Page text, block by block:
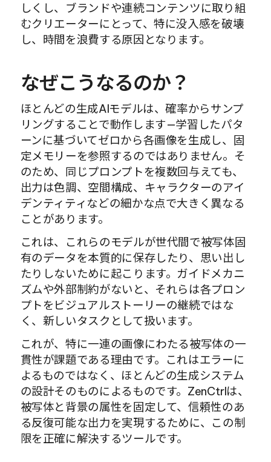
しくし、ブランドや連続コンテンツに取り組
むクリエーターにとって、特に没入感を破壊
し、時間を浪費する原因となります。
なぜこうなるのか？
ほとんどの生成AIモデルは、確率からサンプ
リングすることで動作します—学習したパタ
ーンに基づいてゼロから各画像を生成し、固
定メモリーを参照するのではありません。そ
のため、同じプロンプトを複数回与えても、
出力は色調、空間構成、キャラクターのアイ
デンティティなどの細かな点で大きく異なる
ことがあります。
これは、これらのモデルが世代間で被写体固
有のデータを本質的に保存したり、思い出し
たりしないために起こります。ガイドメカニ
ズムや外部制約がないと、それらは各プロン
プトをビジュアルストーリーの継続ではな
く、新しいタスクとして扱います。
これが、特に一連の画像にわたる被写体の一
貫性が課題である理由です。これはエラーに
よるものではなく、ほとんどの生成システム
の設計そのものによるものです。ZenCtrlは、
被写体と背景の属性を固定して、信頼性のあ
る反復可能な出力を実現するために、この制
限を正確に解決するツールです。